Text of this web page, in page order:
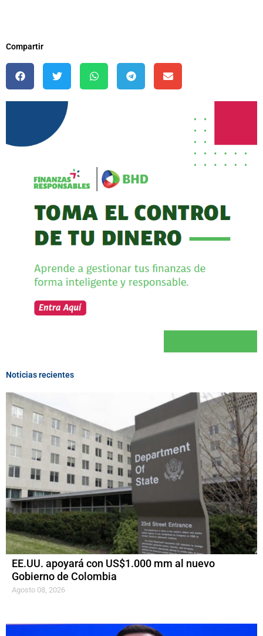
Compartir
Noticias recientes
EE.UU. apoyará con US$1.000 mm al nuevo
Gobierno de Colombia
Agosto 08, 2026